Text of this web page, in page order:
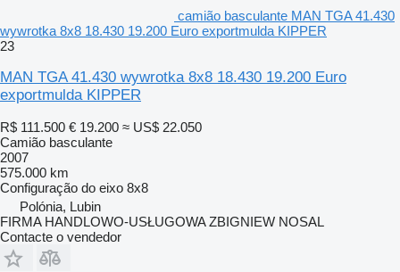
camião basculante MAN TGA 41.430
wywrotka 8x8 18.430 19.200 Euro exportmulda KIPPER
23
MAN TGA 41.430 wywrotka 8x8 18.430 19.200 Euro
exportmulda KIPPER
R$ 111.500 € 19.200 ≈ US$ 22.050
Camião basculante
2007
575.000 km
Configuração do eixo 8x8
Polónia, Lubin
FIRMA HANDLOWO-USŁUGOWA ZBIGNIEW NOSAL
Contacte o vendedor